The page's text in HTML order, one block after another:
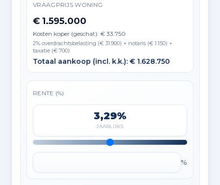
VRAAGPRIJS WONING
€ 1.595.000
Kosten koper (geschat): € 33.750
2% overdrachtsbelasting (€ 31.900) + notaris (€ 1.150) +
taxatie (€ 700)
Totaal aankoop (incl. k.k.): € 1.628.750
RENTE (%)
3,29%
JAARLIJKS
%